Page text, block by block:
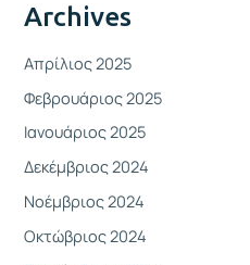
Archives
Απρίλιος 2025
Φεβρουάριος 2025
Ιανουάριος 2025
Δεκέμβριος 2024
Νοέμβριος 2024
Οκτώβριος 2024